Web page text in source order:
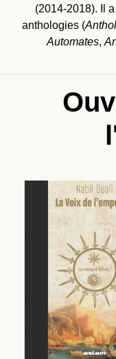
(2014-2018). Il
anthologies (
Automates,